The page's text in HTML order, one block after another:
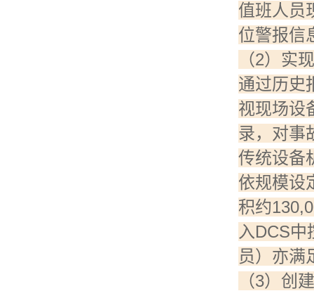
值班人员
位警报信
（2）实
通过历史
视现场设
录，对事
传统设备
依规模设
积约
入DCS中
员）亦满
（3）创